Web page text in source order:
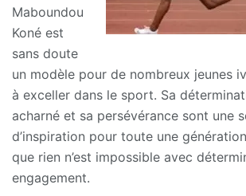
Maboundou
Koné est
sans doute
un modèle pour de nombreux jeunes
à exceller dans le sport. Sa
acharné et sa persévérance sont une
d’inspiration pour toute une
que rien n’est impossible avec
engagement.